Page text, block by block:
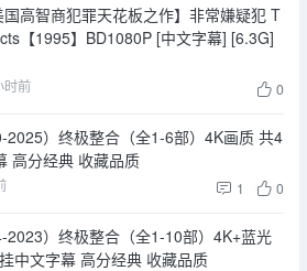
高智商犯罪天花板之作】非常嫌疑犯 T
【1995】BD1080P [中文字幕] [6.3G]
时前 0
2025）终极整合（全1-6部）4K画质 共4
高分经典 收藏品质
1 0
2023）终极整合（全1-10部）4K+蓝光
中文字幕 高分经典 收藏品质